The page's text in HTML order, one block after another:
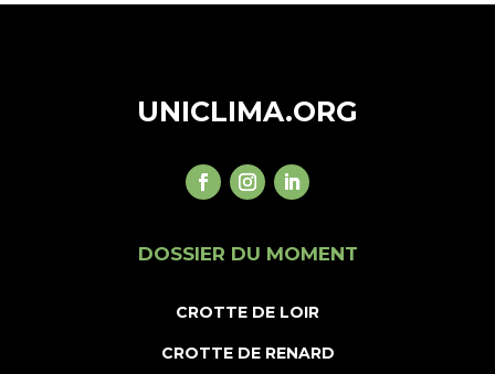
UNICLIMA.ORG
DOSSIER DU MOMENT
CROTTE DE LOIR
CROTTE DE RENARD